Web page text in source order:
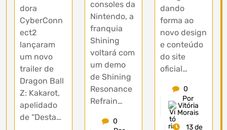
dora
CyberConn
ect2
lançaram
um novo
trailer de
Dragon Ball
Z: Kakarot,
apelidado
de “Desta…
consoles da
Nintendo, a
franquia
Shining
voltará com
um demo
de Shining
Resonance
Refrain…
0
dando
forma ao
novo design
e conteúdo
do site
oficial…
0
Por
Vitória
Morais
13 de